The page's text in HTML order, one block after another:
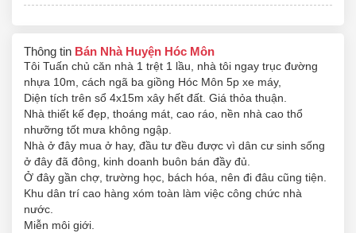
Thông tin Bán Nhà Huyện Hóc Môn
Tôi Tuấn chủ căn nhà 1 trệt 1 lầu, nhà tôi ngay trục đường
nhựa 10m, cách ngã ba giồng Hóc Môn 5p xe máy,
Diện tích trên sổ 4x15m xây hết đất. Giá thỏa thuận.
Nhà thiết kế đẹp, thoáng mát, cao ráo, nền nhà cao thổ
nhưỡng tốt mưa không ngập.
Nhà ở đây mua ở hay, đầu tư đều được vì dân cư sinh sống
ở đây đã đông, kinh doanh buôn bán đầy đủ.
Ở đây gần chợ, trường học, bách hóa, nên đi đâu cũng tiện.
Khu dân trí cao hàng xóm toàn làm việc công chức nhà
nước.
Miễn môi giới.